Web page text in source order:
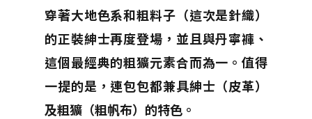
穿著大地色系和粗料子（這次是針織）
的正裝紳士再度登場，並且與丹寧褲、
這個最經典的粗獷元素合而為一。值得
一提的是，連包包都兼具紳士（皮革）
及粗獷（粗帆布）的特色。